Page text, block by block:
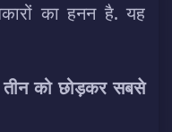
का हनन है. यह
को छोड़कर सबसे